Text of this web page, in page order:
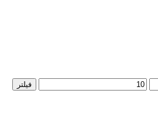
حداکثر
فیلتر